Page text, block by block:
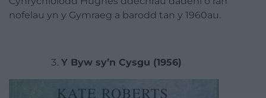
nofelau yn y Gymraeg a barodd tan y 1960au.
Y Byw sy’n Cysgu (1956)